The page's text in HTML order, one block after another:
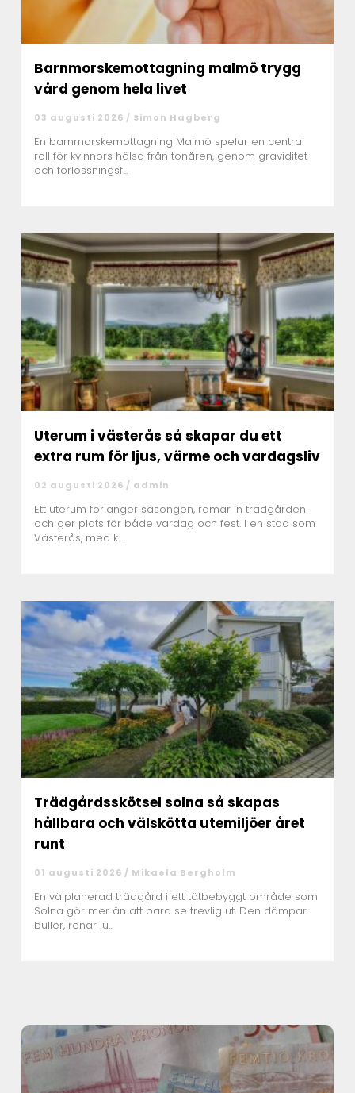
Barnmorskemottagning malmö trygg
vård genom hela livet
03 augusti 2026 / Simon Hagberg
En barnmorskemottagning Malmö spelar en central
roll för kvinnors hälsa från tonåren, genom graviditet
och förlossningsf...
Uterum i västerås så skapar du ett
extra rum för ljus, värme och vardagsliv
02 augusti 2026 / admin
Ett uterum förlänger säsongen, ramar in trädgården
och ger plats för både vardag och fest. I en stad som
Västerås, med k...
Trädgårdsskötsel solna så skapas
hållbara och välskötta utemiljöer året
runt
01 augusti 2026 / Mikaela Bergholm
En välplanerad trädgård i ett tätbebyggt område som
Solna gör mer än att bara se trevlig ut. Den dämpar
buller, renar lu...